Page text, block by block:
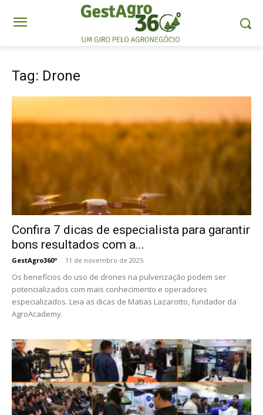
Tag: Drone
Confira 7 dicas de especialista para garantir
bons resultados com a...
GestAgro360º - 11 de novembro de 2025
Os benefícios do uso de drones na pulverização podem ser
potencializados com mais conhecimento e operadores
especializados. Leia as dicas de Matias Lazarotto, fundador da
AgroAcademy.